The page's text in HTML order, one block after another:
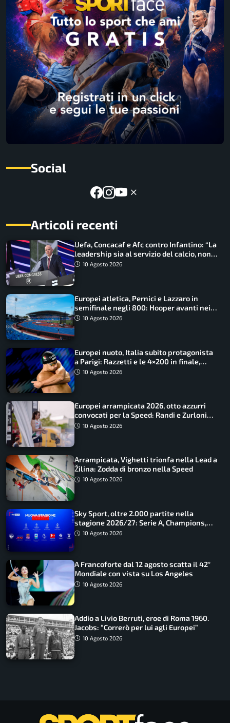
Social
Articoli recenti
Uefa, Concacaf e Afc contro Infantino: “La
leadership sia al servizio del calcio, non
cerchi di dominarlo”
10 Agosto 2026
Europei atletica, Pernici e Lazzaro in
semifinale negli 800: Hooper avanti nei
100, fuori Tecuceanu
10 Agosto 2026
Europei nuoto, Italia subito protagonista
a Parigi: Razzetti e le 4×200 in finale,
Quadarella domina gli 800
10 Agosto 2026
Europei arrampicata 2026, otto azzurri
convocati per la Speed: Randi e Zurloni
guidano l’Italia
10 Agosto 2026
Arrampicata, Vighetti trionfa nella Lead a
Žilina: Zodda di bronzo nella Speed
10 Agosto 2026
Sky Sport, oltre 2.000 partite nella
stagione 2026/27: Serie A, Champions,
Premier e tutte le novità
10 Agosto 2026
A Francoforte dal 12 agosto scatta il 42°
Mondiale con vista su Los Angeles
10 Agosto 2026
Addio a Livio Berruti, eroe di Roma 1960.
Jacobs: “Correrò per lui agli Europei”
10 Agosto 2026